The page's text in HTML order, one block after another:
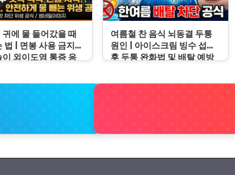
귀에 물 들어갔을 때
법 | 면봉 사용 금지
이 외이도염 통증 응
여름철 찬 음식 뇌동결 두통
원인 | 아이스크림 빙수 섭취
후 두통 완화법 및 배탈 예방